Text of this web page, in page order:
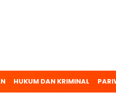
HUKUM DAN KRIMINAL